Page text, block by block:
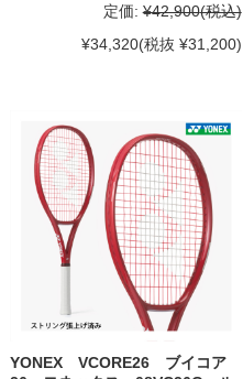
定価: ¥42,900(税込)
¥34,320(税抜 ¥31,200)
YONEX VCORE26 ブイコア